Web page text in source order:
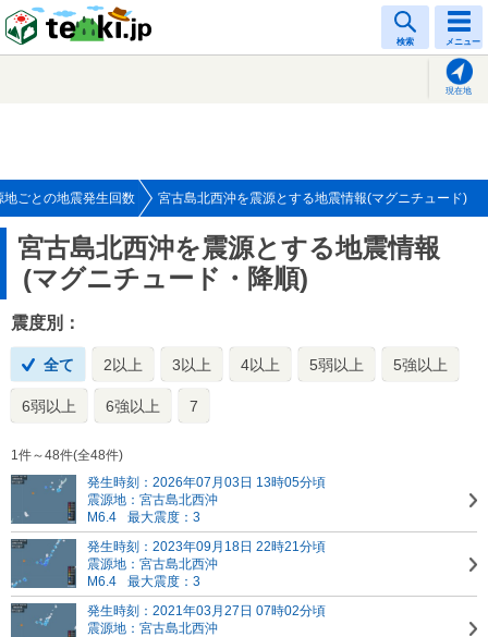
検索 メニュー
現在地
地ごとの地震発生回数 宮古島北西沖を震源とする地震情報(マグニチュード)
宮古島北西沖を震源とする地震情報
(マグニチュード・降順)
震度別：
全て 2以上 3以上 4以上 5弱以上 5強以上
6弱以上 6強以上 7
1件～48件(全48件)
発生時刻：2026年07月03日 13時05分頃
震源地：宮古島北西沖
M6.4
最大震度：3
発生時刻：2023年09月18日 22時21分頃
震源地：宮古島北西沖
M6.4
最大震度：3
発生時刻：2021年03月27日 07時02分頃
震源地：宮古島北西沖